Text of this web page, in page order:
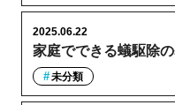
家庭でできる蟻駆除
2025.06.22
未分類